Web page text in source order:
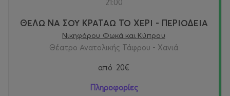
21:00
ΘΕΛΩ ΝΑ ΣΟΥ ΚΡΑΤΑΩ ΤΟ ΧΕΡΙ - ΠΕΡΙΟΔΕΙΑ
Νικηφόρου Φωκά και Κύπρου
Θέατρο Ανατολικής Τάφρου - Χανιά
από 20€
Πληροφορίες